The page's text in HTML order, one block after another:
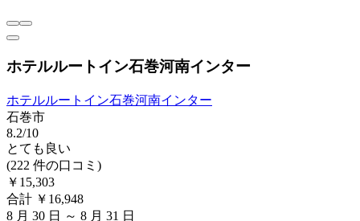
ホテルルートイン石巻河南インター
ホテルルートイン石巻河南インター
石巻市
8.2/10
とても良い
(222 件の口コミ)
￥15,303
合計 ￥16,948
8 月 30 日 ～ 8 月 31 日